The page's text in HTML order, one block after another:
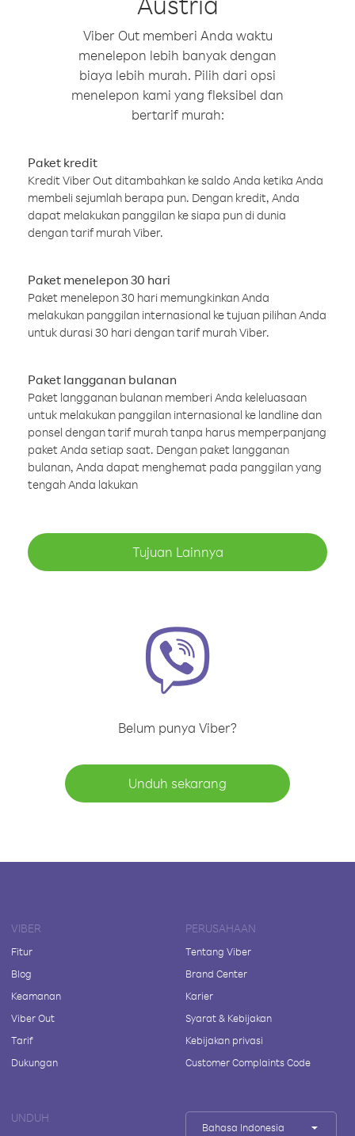
Viber Out memberi Anda waktu
menelepon lebih banyak dengan
biaya lebih murah. Pilih dari opsi
menelepon kami yang fleksibel dan
bertarif murah:
Paket kredit
Kredit Viber Out ditambahkan ke saldo Anda ketika Anda
membeli sejumlah berapa pun. Dengan kredit, Anda
dapat melakukan panggilan ke siapa pun di dunia
dengan tarif murah Viber.
Paket menelepon 30 hari
Paket menelepon 30 hari memungkinkan Anda
melakukan panggilan internasional ke tujuan pilihan Anda
untuk durasi 30 hari dengan tarif murah Viber.
Paket langganan bulanan
Paket langganan bulanan memberi Anda keleluasaan
untuk melakukan panggilan internasional ke landline dan
ponsel dengan tarif murah tanpa harus memperpanjang
paket Anda setiap saat. Dengan paket langganan
bulanan, Anda dapat menghemat pada panggilan yang
tengah Anda lakukan
Tujuan Lainnya
Belum punya Viber?
Unduh sekarang
VIBER
Fitur
Blog
Keamanan
Viber Out
Tarif
Dukungan
PERUSAHAAN
Tentang Viber
Brand Center
Karier
Syarat & Kebijakan
Kebijakan privasi
Customer Complaints Code
UNDUH
Bahasa Indonesia